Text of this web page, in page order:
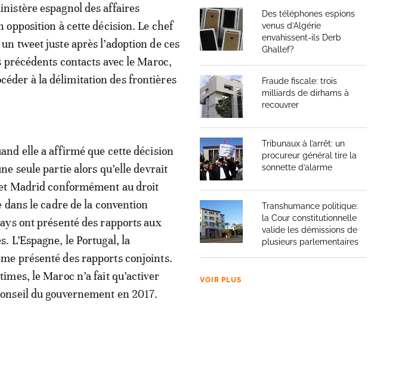
espagnol des affaires
à cette décision. Le chef
tweet juste après l’adoption de ces
contacts avec le Maroc,
à la délimitation des frontières
elle a affirmé que cette décision
seule partie alors qu’elle devrait
Madrid conformément au droit
le cadre de la convention
ont présenté des rapports aux
le Portugal, la
présenté des rapports conjoints.
le Maroc n’a fait qu’activer
du gouvernement en 2017.
Des téléphones espions
venus d’Algérie
envahissent-ils Derb
Ghallef?
Fraude fiscale: trois
milliards de dirhams à
recouvrer
Tribunaux à l’arrêt: un
procureur général tire la
sonnette d’alarme
Transhumance politique:
la Cour constitutionnelle
valide les démissions de
plusieurs parlementaires
VOIR PLUS